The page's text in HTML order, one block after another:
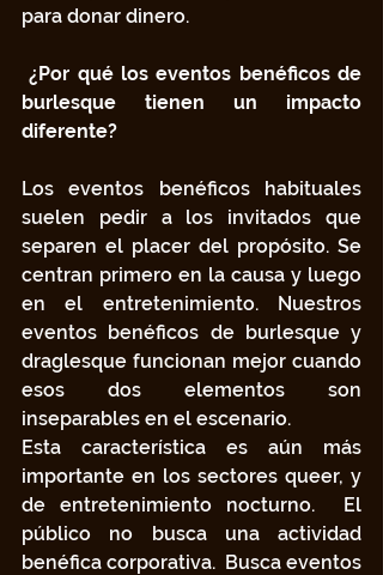
para donar dinero.
¿Por qué los eventos benéficos de
burlesque tienen un impacto
diferente?
Los eventos benéficos habituales
suelen pedir a los invitados que
separen el placer del propósito. Se
centran primero en la causa y luego
en el entretenimiento. Nuestros
eventos benéficos de burlesque y
draglesque funcionan mejor cuando
esos dos elementos son
inseparables en el escenario.
Esta característica es aún más
importante en los sectores queer, y
de entretenimiento nocturno.  El
público no busca una actividad
benéfica corporativa.  Busca eventos